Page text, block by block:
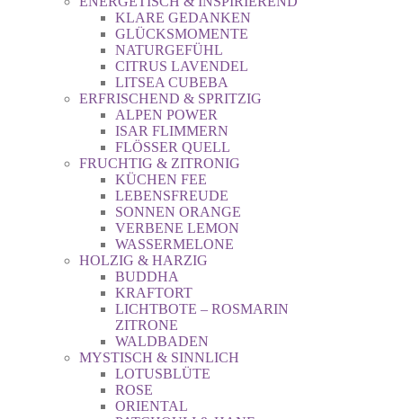
KLARE GEDANKEN
GLÜCKSMOMENTE
NATURGEFÜHL
CITRUS LAVENDEL
LITSEA CUBEBA
ERFRISCHEND & SPRITZIG
ALPEN POWER
ISAR FLIMMERN
FLÖSSER QUELL
FRUCHTIG & ZITRONIG
KÜCHEN FEE
LEBENSFREUDE
SONNEN ORANGE
VERBENE LEMON
WASSERMELONE
HOLZIG & HARZIG
BUDDHA
KRAFTORT
LICHTBOTE – ROSMARIN
ZITRONE
WALDBADEN
MYSTISCH & SINNLICH
LOTUSBLÜTE
ROSE
ORIENTAL